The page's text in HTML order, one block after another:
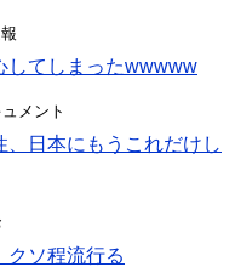
してしまったwwwww
メント
、日本にもうこれだけし
クソ程流行る